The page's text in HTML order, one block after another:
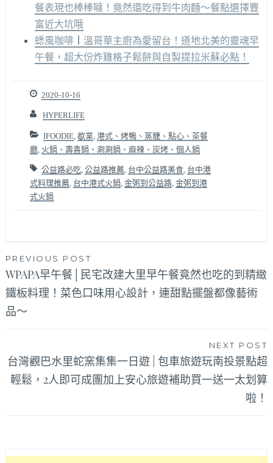
餐表現也棒棒噠！竟然還吃得到牛肉麵～餐點選擇豐
富近大坑哦
蟋風咖啡 | 溫哥華主廚為愛留台！道地北美的靈魂早
午餐，超大份炸雞格子鬆餅與自製提拉米蘇必點！
2020-10-16
HYPERLIFE
IFOODIE, 歇業, 港式、烤鴨、蒸籠、點心、茶餐
廳, 火鍋、壽喜鍋、涮涮鍋、麻辣、炭烤、個人鍋
公益路必吃, 公益路推薦 台中公益路美食, 台中港
式料理推薦
台中港式火鍋, 金粥到公益路, 金粥到港
式火鍋
文
章
導
PREVIOUS POST
WPAPA早午餐│民宅改建大里早午餐竟然也吃的到精緻
鐵板料理！菜色口味用心設計，連甜點擺盤都像藝術
品～
NEXT POST
台灣觀巴水里蛇窯集集一日遊 | 包車旅遊玩南投景點超
輕鬆，2人即可成團加上安心旅遊補助買一送一太划算
啦！